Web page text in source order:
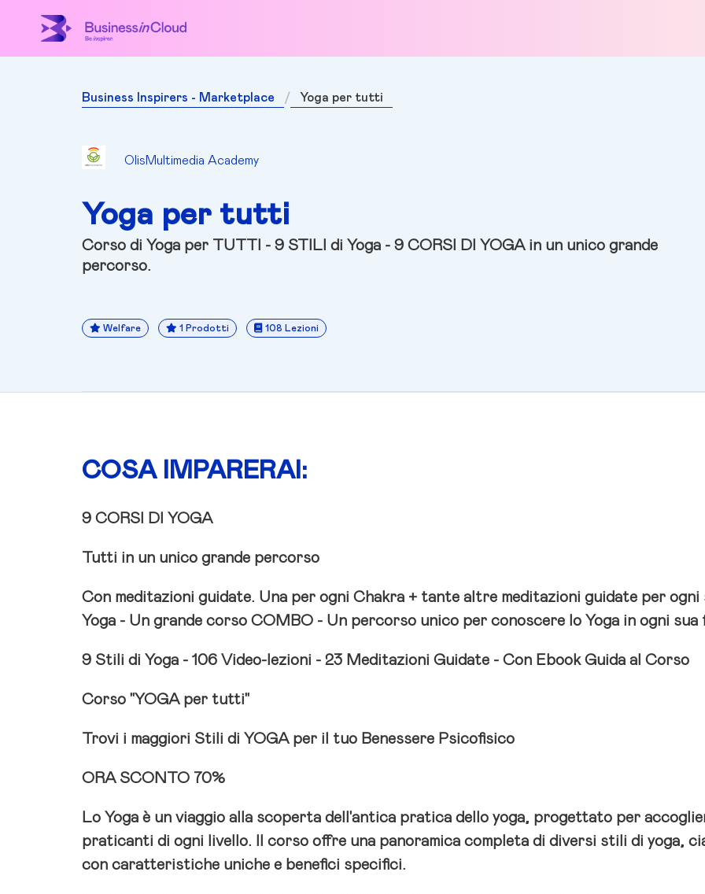
Business Inspirers - Marketplace Yoga per tutti
OlisMultimedia Academy
Yoga per tutti
Corso di Yoga per TUTTI - 9 STILI di Yoga - 9 CORSI DI YOGA in un unico grande
percorso.
Welfare 1 Prodotti 108 Lezioni
COSA IMPARERAI:
9 CORSI DI YOGA
Tutti in un unico grande percorso
Con meditazioni guidate. Una per ogni Chakra + tante altre meditazioni guidate per ogni
Yoga - Un grande corso COMBO - Un percorso unico per conoscere lo Yoga in ogni sua
9 Stili di Yoga - 106 Video-lezioni - 23 Meditazioni Guidate - Con Ebook Guida al Corso
Corso "YOGA per tutti"
Trovi i maggiori Stili di YOGA per il tuo Benessere Psicofisico
ORA SCONTO 70%
Lo Yoga è un viaggio alla scoperta dell'antica pratica dello yoga, progettato per
praticanti di ogni livello. Il corso offre una panoramica completa di diversi stili di yoga,
con caratteristiche uniche e benefici specifici.